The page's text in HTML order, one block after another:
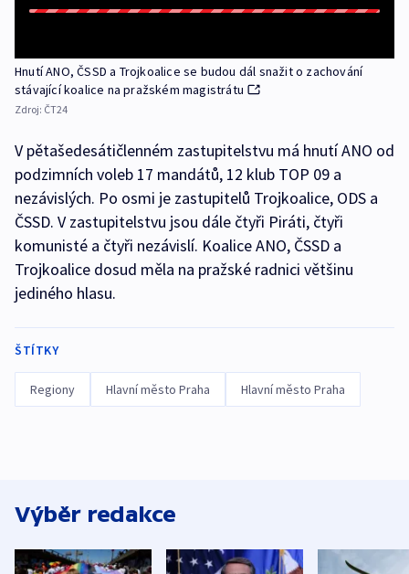
Hnutí ANO, ČSSD a Trojkoalice se budou dál snažit o zachování
stávající koalice na pražském magistrátu
Zdroj: ČT24
V pětašedesátičlenném zastupitelstvu má hnutí ANO od
podzimních voleb 17 mandátů, 12 klub TOP 09 a
nezávislých. Po osmi je zastupitelů Trojkoalice, ODS a
ČSSD. V zastupitelstvu jsou dále čtyři Piráti, čtyři
komunisté a čtyři nezávislí. Koalice ANO, ČSSD a
Trojkoalice dosud měla na pražské radnici většinu
jediného hlasu.
ŠTÍTKY
Regiony Hlavní město Praha Hlavní město Praha
Výběr redakce